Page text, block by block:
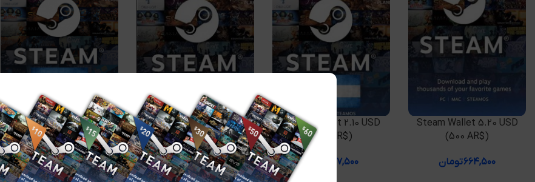
افزودن به سبد خرید
Steam Wallet 5.20 USD
(500 AR$)
۶۶۴,۵۰۰تومان
اطلاعات بیشتر
Steam Wallet 2.10 USD
(200 AR$)
۲۱۷,۵۰۰
افزودن به سبد خرید
Steam Wallet 3.15 USD
(300 AR$)
۲۹۲,۵۰۰تومان ۲۸۶,۵۰۰تومان
اطلاعات بیشتر
Steam Wallet 1.05 USD (100
AR$)
۱۰۷,۲۵۰تومان ۹۳,۷۵۰تومان